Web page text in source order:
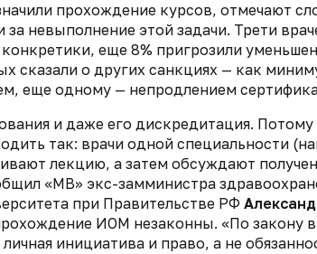
прохождение курсов, отмечают
невыполнение этой задачи. Трети
еще 8% пригрозили
сказали о других санкциях — как
еще одному — непродлением
и даже его дискредитация. Потому
так: врачи одной специальности
лекцию, а затем обсуждают
«МВ» экс-замминистра
при Правительстве РФ
ИОМ незаконны. «По закону
инициатива и право, а не